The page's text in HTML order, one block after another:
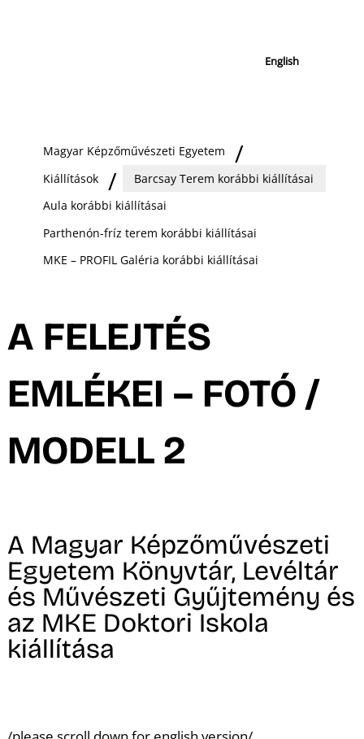
English
Magyar Képzőművészeti Egyetem
Kiállítások
Barcsay Terem korábbi kiállításai
Aula korábbi kiállításai
Parthenón-fríz terem korábbi kiállításai
MKE – PROFIL Galéria korábbi kiállításai
A FELEJTÉS
EMLÉKEI – FOTÓ /
MODELL 2
A Magyar Képzőművészeti
Egyetem Könyvtár, Levéltár
és Művészeti Gyűjtemény és
az MKE Doktori Iskola
kiállítása